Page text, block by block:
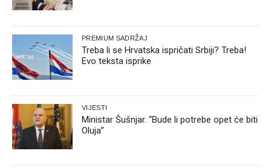
PREMIUM SADRŽAJ
Treba li se Hrvatska ispričati Srbiji? Treba!
Evo teksta isprike
VIJESTI
Ministar Šušnjar. “Bude li potrebe opet će biti
Oluja”